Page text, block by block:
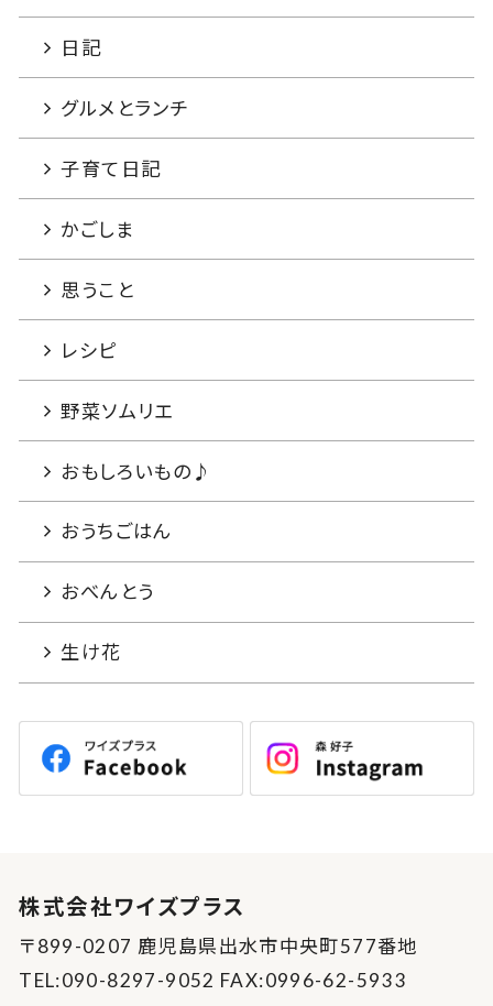
日記
グルメとランチ
子育て日記
かごしま
思うこと
レシピ
野菜ソムリエ
おもしろいもの♪
おうちごはん
おべんとう
生け花
株式会社ワイズプラス
〒899-0207 鹿児島県出水市中央町577番地
TEL:090-8297-9052 FAX:0996-62-5933